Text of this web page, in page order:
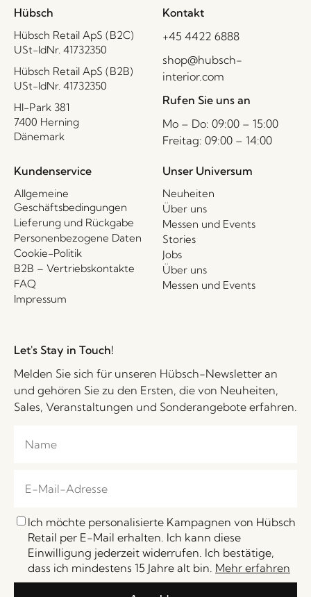
Hübsch
Hübsch Retail ApS (B2C)
USt-IdNr. 41732350
Hübsch Retail ApS (B2B)
USt-IdNr. 41732350
HI-Park 381
7400 Herning
Dänemark
Kontakt
+45 4422 6888
shop@hubsch-
interior.com
Rufen Sie uns an
Mo – Do: 09:00 – 15:00
Freitag: 09:00 – 14:00
Kundenservice
Allgemeine
Geschäftsbedingungen
Lieferung und Rückgabe
Personenbezogene Daten
Cookie-Politik
B2B – Vertriebskontakte
FAQ
Impressum
Unser Universum
Neuheiten
Über uns
Messen und Events
Stories
Jobs
Über uns
Messen und Events
Let's Stay in Touch!
Melden Sie sich für unseren Hübsch-Newsletter an
und gehören Sie zu den Ersten, die von Neuheiten,
Sales, Veranstaltungen und Sonderangebote erfahren.
Ich möchte personalisierte Kampagnen von Hübsch
Retail per E-Mail erhalten. Ich kann diese
Einwilligung jederzeit widerrufen. Ich bestätige,
dass ich mindestens 15 Jahre alt bin. Mehr erfahren